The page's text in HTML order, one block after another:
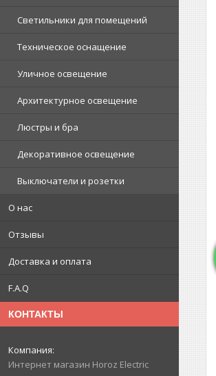
Светильники для помещений
Техническое оснащение
Уличное освещение
Архитектурное освещение
Люстры и бра
Декоративное освещение
Выключатели и розетки
О нас
Отзывы
Доставка и оплата
F.A.Q
КОНТАКТЫ
Интернет магазин Horoz Electric